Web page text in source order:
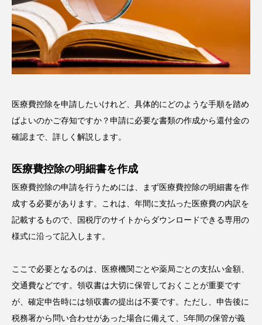
医療費控除を申請したいけれど、具体的にどのような手順を踏め
ばよいのかご存知ですか？申請に必要な書類の作成から還付金の
確認まで、詳しく解説します。
医療費控除の明細書を作成
医療費控除の申請を行うためには、まず医療費控除の明細書を作
成する必要があります。これは、年間に支払った医療費の内訳を
記載するもので、国税庁のサイトからダウンロードできる専用の
様式に沿って記入します。
ここで必要となるのは、医療機関ごとや薬局ごとの支払い金額、
交通費などです。領収書は大切に保管しておくことが重要です
が、確定申告時には領収書の提出は不要です。ただし、申告後に
税務署から問い合わせがあった場合に備えて、5年間の保管が義